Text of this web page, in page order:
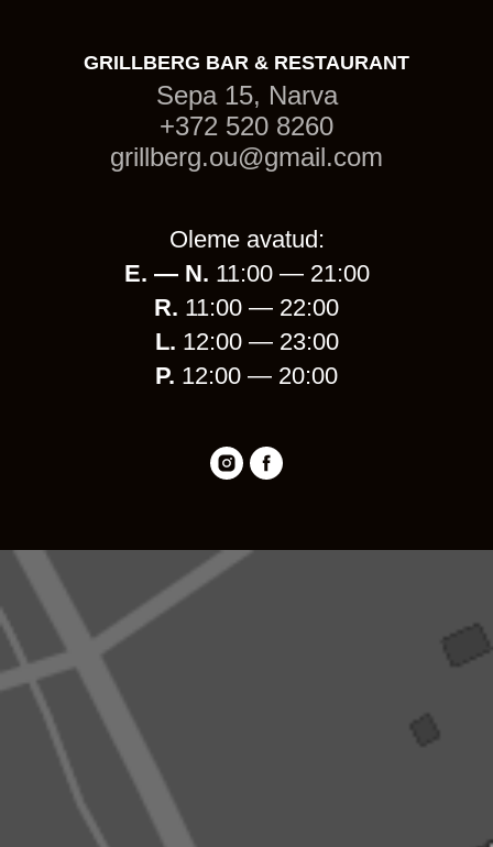
GRILLBERG BAR & RESTAURANT
Sepa 15, Narva
+372 520 8260
grillberg.ou@gmail.com
Oleme avatud:
E. — N. 11:00 — 21:00
R. 11:00 — 22:00
L. 12:00 — 23:00
P. 12:00 — 20:00